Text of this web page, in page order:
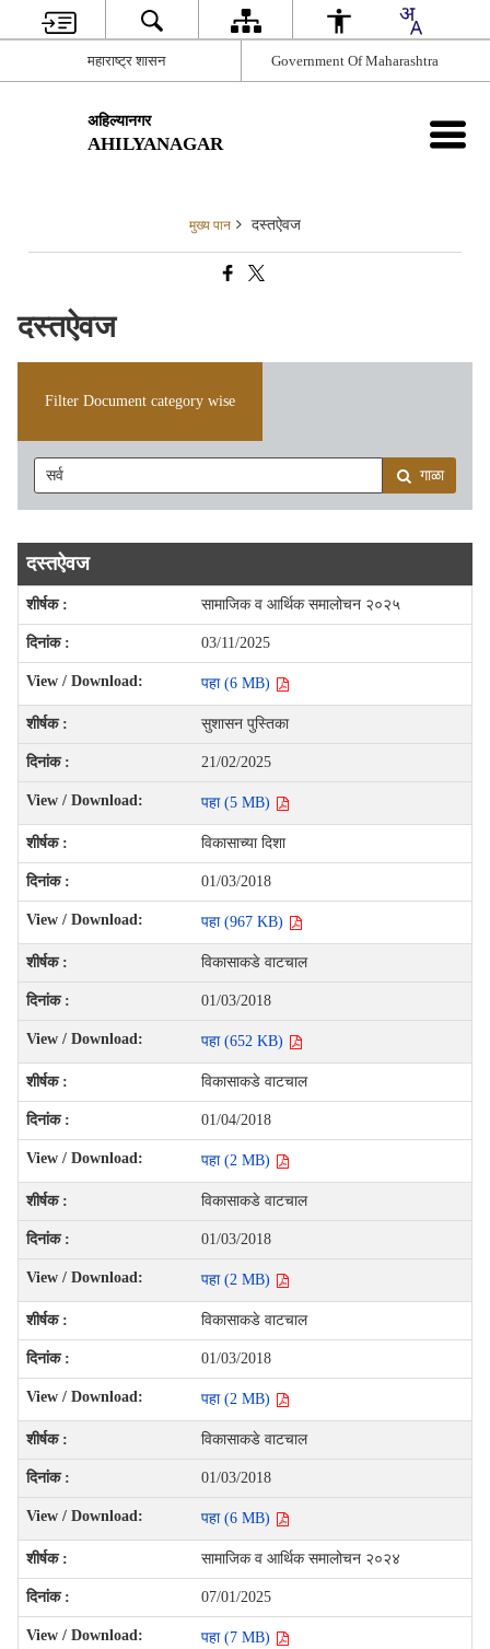
महाराष्ट्र शासन Government Of Maharashtra
अहिल्यानगर
AHILYANAGAR
मुख्य पान दस्तऐवज
दस्तऐवज
Filter Document category wise
गाळा
दस्तऐवज
सामाजिक व आर्थिक समालोचन २०२५
03/11/2025
पहा (6 MB)
सुशासन पुस्तिका
21/02/2025
पहा (5 MB)
विकासाच्या दिशा
01/03/2018
पहा (967 KB)
विकासाकडे वाटचाल
01/03/2018
पहा (652 KB)
विकासाकडे वाटचाल
01/04/2018
पहा (2 MB)
विकासाकडे वाटचाल
01/03/2018
पहा (2 MB)
विकासाकडे वाटचाल
01/03/2018
पहा (2 MB)
विकासाकडे वाटचाल
01/03/2018
पहा (6 MB)
सामाजिक व आर्थिक समालोचन २०२४
07/01/2025
पहा (7 MB)